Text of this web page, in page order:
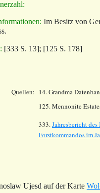
Im Besitz von
[333 S. 13]; [125 S. 178]
Quellen: 14.Grandma
125. Mennonite
333.Jahresbericht
Forstkommandos im
Ujesd auf der Karte